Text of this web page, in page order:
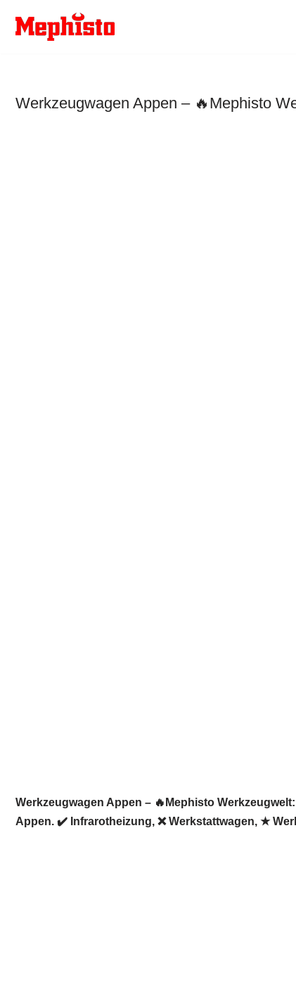
Zum
Werkzeugwagen Appen – 🔥Mephisto
Werkzeugwagen Appen – 🔥Mephisto
Appen. ✔️ Infrarotheizung, ❌ Werkstattwagen, ★